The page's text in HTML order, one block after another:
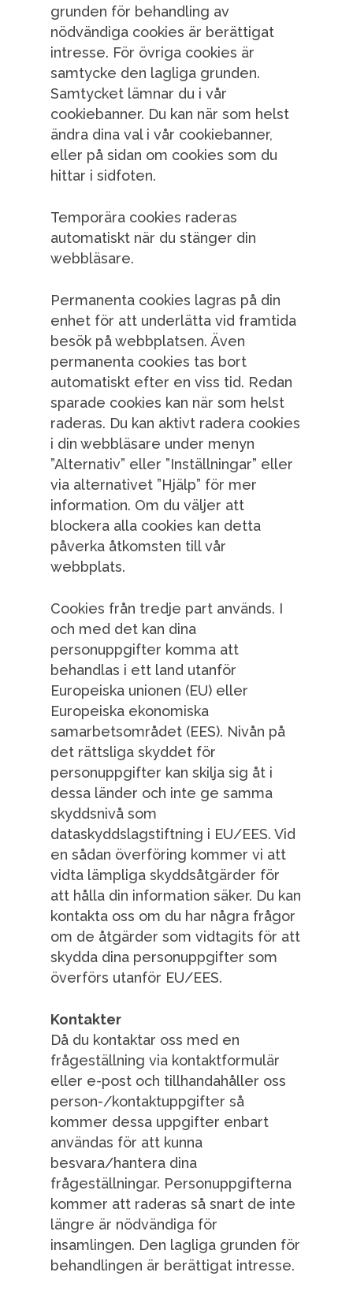
grunden för behandling av
nödvändiga cookies är berättigat
intresse. För övriga cookies är
samtycke den lagliga grunden.
Samtycket lämnar du i vår
cookiebanner. Du kan när som helst
ändra dina val i vår cookiebanner,
eller på sidan om cookies som du
hittar i sidfoten.
Temporära cookies raderas
automatiskt när du stänger din
webbläsare.
Permanenta cookies lagras på din
enhet för att underlätta vid framtida
besök på webbplatsen. Även
permanenta cookies tas bort
automatiskt efter en viss tid. Redan
sparade cookies kan när som helst
raderas. Du kan aktivt radera cookies
i din webbläsare under menyn
”Alternativ” eller ”Inställningar” eller
via alternativet ”Hjälp” för mer
information. Om du väljer att
blockera alla cookies kan detta
påverka åtkomsten till vår
webbplats.
Cookies från tredje part används. I
och med det kan dina
personuppgifter komma att
behandlas i ett land utanför
Europeiska unionen (EU) eller
Europeiska ekonomiska
samarbetsområdet (EES). Nivån på
det rättsliga skyddet för
personuppgifter kan skilja sig åt i
dessa länder och inte ge samma
skyddsnivå som
dataskyddslagstiftning i EU/EES. Vid
en sådan överföring kommer vi att
vidta lämpliga skyddsåtgärder för
att hålla din information säker. Du kan
kontakta oss om du har några frågor
om de åtgärder som vidtagits för att
skydda dina personuppgifter som
överförs utanför EU/EES.
Kontakter
Då du kontaktar oss med en
frågeställning via kontaktformulär
eller e-post och tillhandahåller oss
person-/kontaktuppgifter så
kommer dessa uppgifter enbart
användas för att kunna
besvara/hantera dina
frågeställningar. Personuppgifterna
kommer att raderas så snart de inte
längre är nödvändiga för
insamlingen. Den lagliga grunden för
behandlingen är berättigat intresse.